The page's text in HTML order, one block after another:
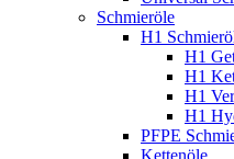
Schmieröle
H1
H1
H1
H1
H1
PFPE
Kettenöle